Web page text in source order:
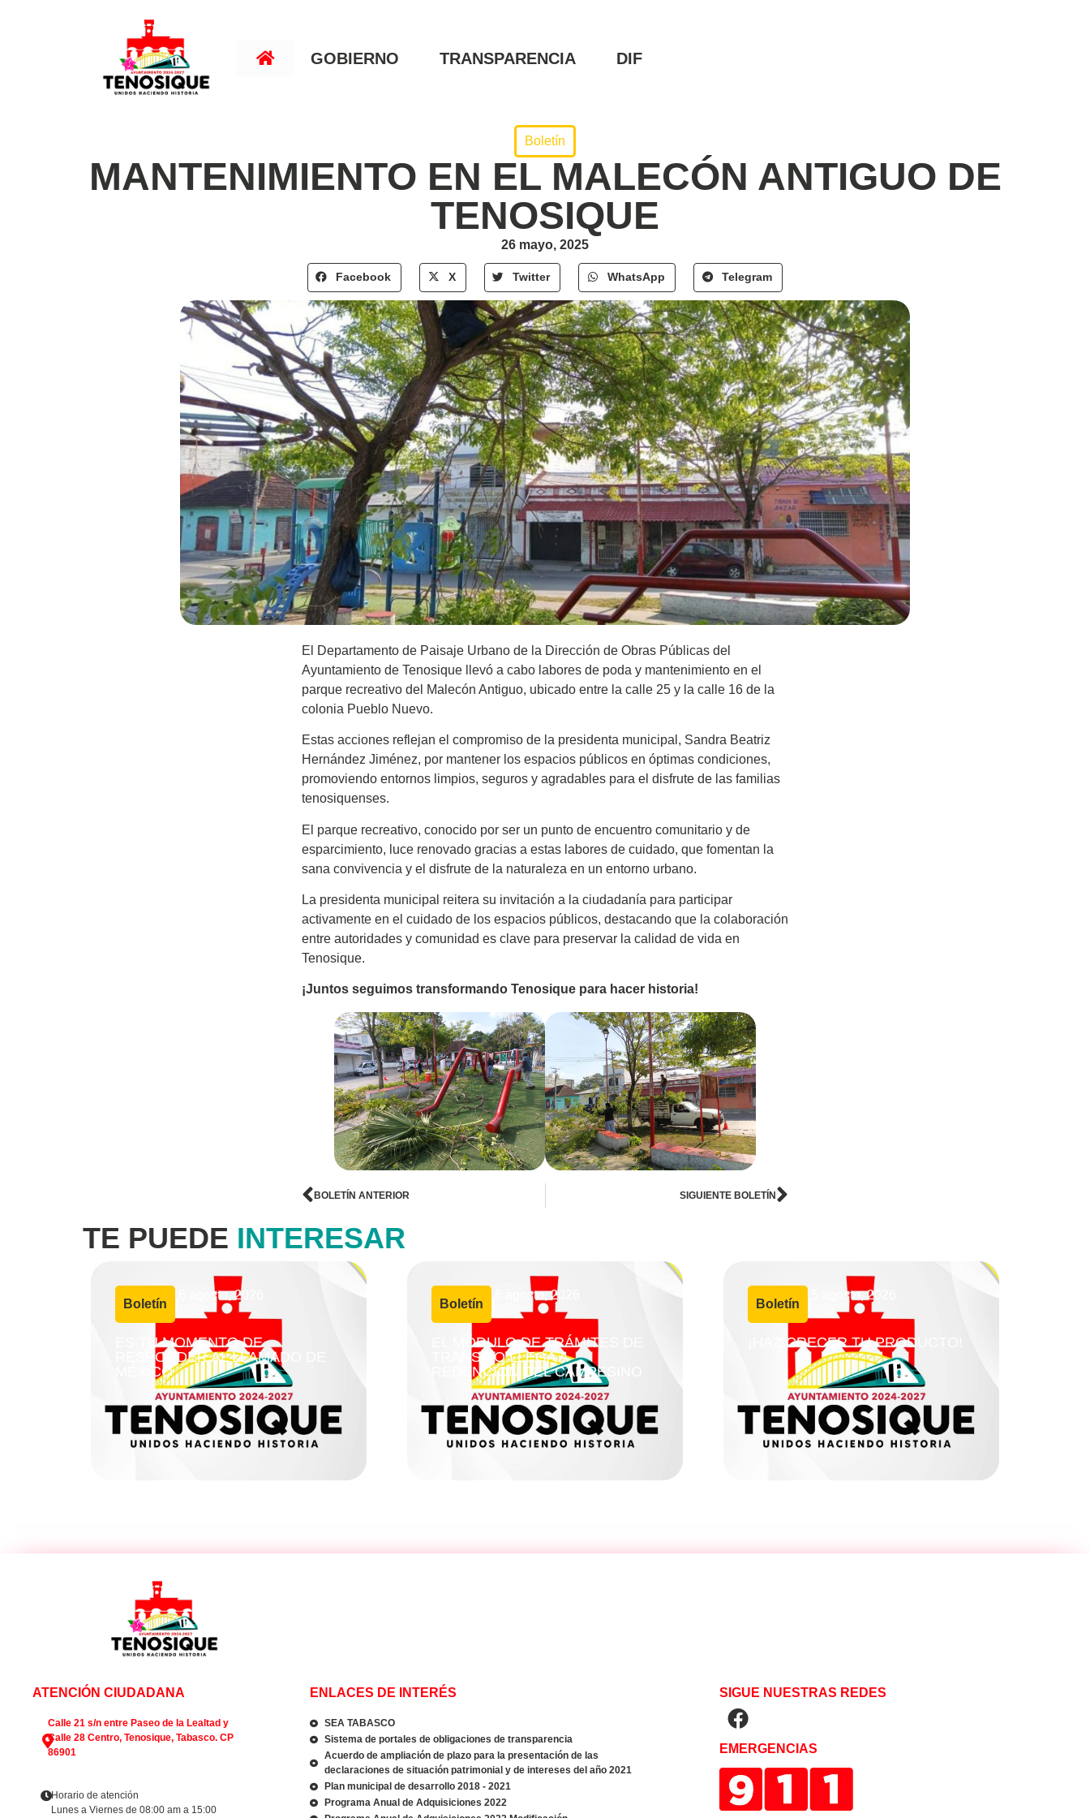
GOBIERNO TRANSPARENCIA DIF
Boletín
MANTENIMIENTO EN EL MALECÓN ANTIGUO DE
TENOSIQUE
26 mayo, 2025
Facebook X Twitter WhatsApp Telegram
El Departamento de Paisaje Urbano de la Dirección de Obras Públicas del
Ayuntamiento de Tenosique llevó a cabo labores de poda y mantenimiento en el
parque recreativo del Malecón Antiguo, ubicado entre la calle 25 y la calle 16 de la
colonia Pueblo Nuevo.
Estas acciones reflejan el compromiso de la presidenta municipal, Sandra Beatriz
Hernández Jiménez, por mantener los espacios públicos en óptimas condiciones,
promoviendo entornos limpios, seguros y agradables para el disfrute de las familias
tenosiquenses.
El parque recreativo, conocido por ser un punto de encuentro comunitario y de
esparcimiento, luce renovado gracias a estas labores de cuidado, que fomentan la
sana convivencia y el disfrute de la naturaleza en un entorno urbano.
La presidenta municipal reitera su invitación a la ciudadanía para participar
activamente en el cuidado de los espacios públicos, destacando que la colaboración
entre autoridades y comunidad es clave para preservar la calidad de vida en
Tenosique.
¡Juntos seguimos transformando Tenosique para hacer historia!
BOLETÍN ANTERIOR SIGUIENTE BOLETÍN
TE PUEDE INTERESAR
Boletín
6 agosto, 2026
ES TU MOMENTO DE
RESPONDER AL LLAMADO DE
MÉXICO
Boletín
6 agosto, 2026
EL MÓDULO DE TRÁMITES DE
TRÁNSITO LLEGA A
REDENCIÓN DEL CAMPESINO
Boletín
5 agosto, 2026
¡HAZ CRECER TU PRODUCTO!
ATENCIÓN CIUDADANA
Calle 21 s/n entre Paseo de la Lealtad y
Calle 28 Centro, Tenosique, Tabasco. CP
86901
Horario de atención
Lunes a Viernes de 08:00 am a 15:00
ENLACES DE INTERÉS
SEA TABASCO
Sistema de portales de obligaciones de transparencia
Acuerdo de ampliación de plazo para la presentación de las
declaraciones de situación patrimonial y de intereses del año 2021
Plan municipal de desarrollo 2018 - 2021
Programa Anual de Adquisiciones 2022
SIGUE NUESTRAS REDES
EMERGENCIAS